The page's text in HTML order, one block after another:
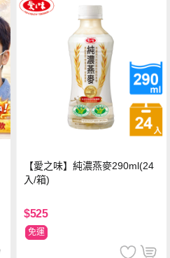
【愛之味】純濃燕麥290ml(24
入/箱)
$525
免運